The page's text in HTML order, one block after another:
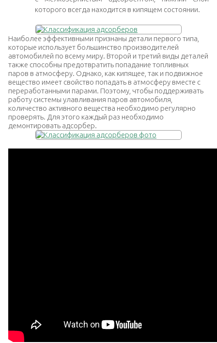
которого всегда находится в кипящем состоянии.
Наиболее эффективными признаны детали первого типа,
которые использует большинство производителей
автомобилей по всему миру. Второй и третий виды деталей
также способны предотвратить попадание топливных
паров в атмосферу. Однако, как кипящее, так и подвижное
вещество имеет свойство попадать в атмосферу вместе с
переработанными парами. Поэтому, чтобы поддерживать
работу системы улавливания паров автомобиля,
количество активного вещества необходимо регулярно
проверять. Для этого каждый раз необходимо
демонтировать адсорбер.